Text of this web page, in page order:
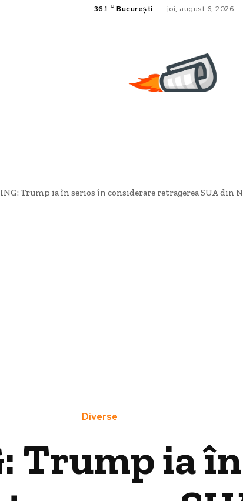
36.1 C București joi, august 6, 2026
Trump ia în serios în considerare retragerea SUA din
Diverse
Trump ia